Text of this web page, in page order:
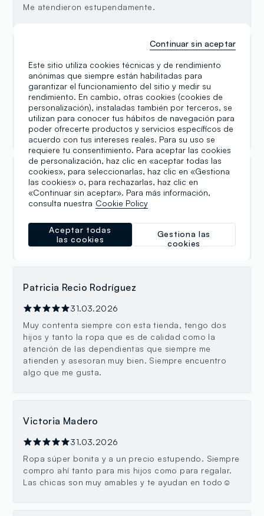
Me atendieron estupendamente.
01.04.2026
Tengo dos peques y me encanta esta tienda, siempre
buenos precios y calidad ! El Trato es muy cercano y
siempre te ayudan a encontrar lo que estas
buscando , seguiré comprando !
Cris
31.03.2026
Da gusto ir y ver lo ordenado que está todo. Es un
acierto ir siempre a comprar tiene cosas ideales 🤗.
Patricia Recio Rodríguez
31.03.2026
Muy contenta siempre con esta tienda, tengo dos
hijos y tanto la ropa que es de calidad como la
atención de las dependientas que siempre me
atienden y asesoran muy bien. Siempre encuentro
algo que me gusta.
Victoria Madero
31.03.2026
Ropa súper bonita y a un precio estupendo. Siempre
compro ahí tanto para mis hijos como para regalar.
Las chicas son muy amables y te ayudan en todo☺️
Este sitio utiliza cookies técnicas y de rendimiento
anónimas que siempre están habilitadas para
garantizar el funcionamiento del sitio y medir su
rendimiento. En cambio, otras cookies (cookies de
personalización), instaladas también por terceros, se
utilizan para conocer tus hábitos de navegación para
poder ofrecerte productos y servicios específicos de
acuerdo con tus intereses reales. Para su uso se
requiere tu consentimiento. Para aceptar las cookies
de personalización, haz clic en «aceptar todas las
cookies», para seleccionarlas, haz clic en «Gestiona
las cookies» o, para rechazarlas, haz clic en
«Continuar sin aceptar». Para más información,
consulta nuestra Cookie Policy
Gestiona las
cookies
Aceptar todas
las cookies
Continuar sin aceptar